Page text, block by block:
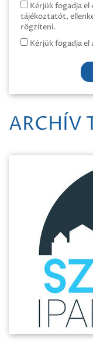
Kérjük fogadja el
tájékoztatót,
rögzíteni.
Kérjük fogadja el
ARCHÍV